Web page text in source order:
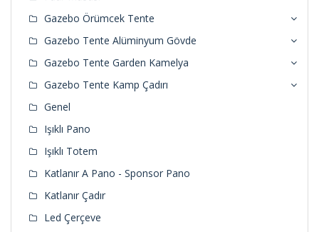
Gazebo Örümcek Tente
Gazebo Tente Alüminyum Gövde
Gazebo Tente Garden Kamelya
Gazebo Tente Kamp Çadırı
Genel
Işıklı Pano
Işıklı Totem
Katlanır A Pano - Sponsor Pano
Katlanır Çadır
Led Çerçeve